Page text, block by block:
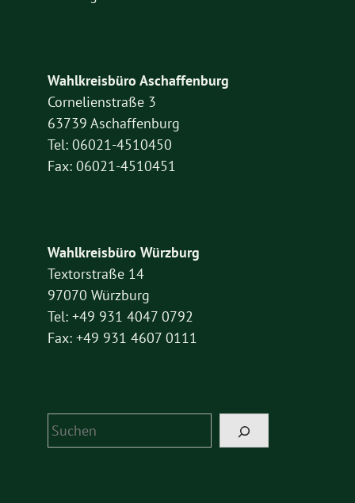
Wahlkreisbüro Aschaffenburg
Cornelienstraße 3
63739 Aschaffenburg
Tel: 06021-4510450
Fax: 06021-4510451
Wahlkreisbüro Würzburg
Textorstraße 14
97070 Würzburg
Tel: +49 931 4047 0792
Fax: +49 931 4607 0111
Suchen